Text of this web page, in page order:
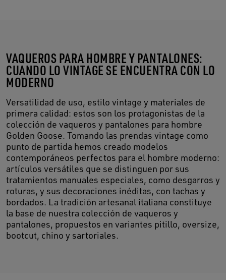
VAQUEROS PARA HOMBRE Y PANTALONES:
CUANDO LO VINTAGE SE ENCUENTRA CON LO
MODERNO
Versatilidad de uso, estilo vintage y materiales de
primera calidad: estos son los protagonistas de la
colección de vaqueros y pantalones para hombre
Golden Goose. Tomando las prendas vintage como
punto de partida hemos creado modelos
contemporáneos perfectos para el hombre moderno:
artículos versátiles que se distinguen por sus
tratamientos manuales especiales, como desgarros y
roturas, y sus decoraciones inéditas, con tachas y
bordados. La tradición artesanal italiana constituye
la base de nuestra colección de vaqueros y
pantalones, propuestos en variantes pitillo, oversize,
bootcut, chino y sartoriales.